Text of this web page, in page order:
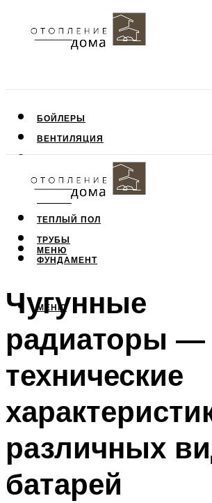
БОЙЛЕРЫ
ВЕНТИЛЯЦИЯ
ПОТОЛОК
СТЕНЫ
ТЕПЛЫЙ ПОЛ
ТРУБЫ
ФУНДАМЕНТ
МЕНЮ
МЕНЮ
Чугунные
радиаторы —
технические
различных
батарей